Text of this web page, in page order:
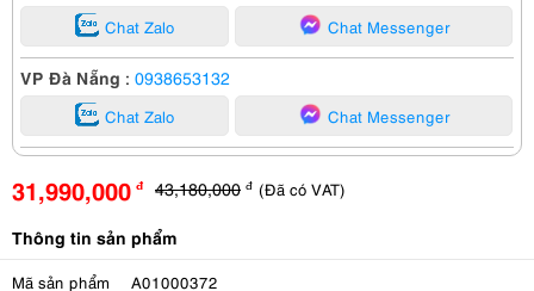
Chat Zalo Chat Messenger
VP Đà Nẵng : 0938653132
Chat Zalo Chat Messenger
31,990,000 đ 43,180,000 đ (Đã có VAT)
Thông tin sản phẩm
Mã sản phẩm A01000372